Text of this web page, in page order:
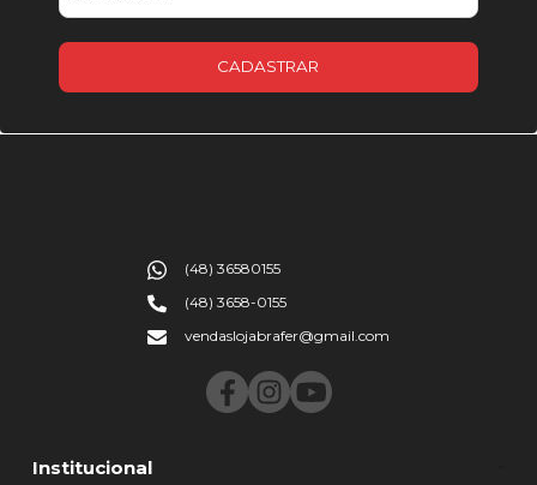
CADASTRAR
Institucional
(48) 36580155
(48) 3658-0155
vendaslojabrafer@gmail.com